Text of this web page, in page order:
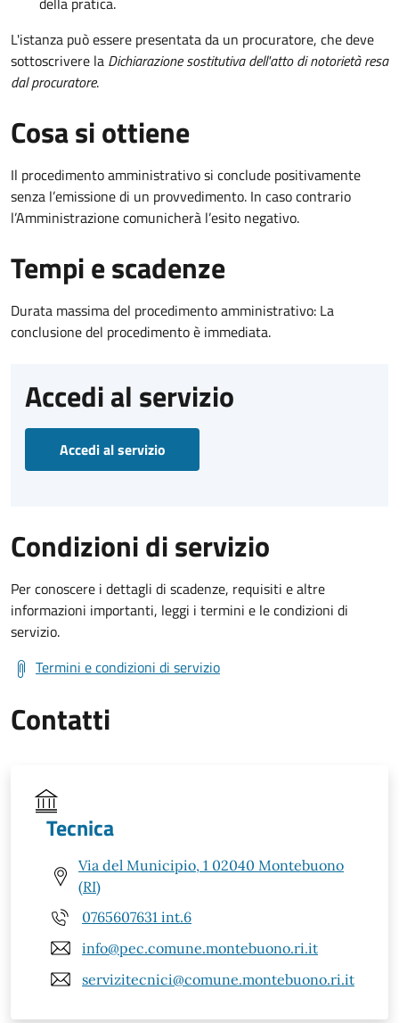
L'istanza può essere presentata da un procuratore, che deve
sottoscrivere la Dichiarazione sostitutiva dell'atto di notorietà resa
dal procuratore.
Cosa si ottiene
Il procedimento amministrativo si conclude positivamente
senza l’emissione di un provvedimento. In caso contrario
l’Amministrazione comunicherà l’esito negativo.
Tempi e scadenze
Durata massima del procedimento amministrativo: La
conclusione del procedimento è immediata.
Accedi al servizio
Accedi al servizio
Condizioni di servizio
Per conoscere i dettagli di scadenze, requisiti e altre
informazioni importanti, leggi i termini e le condizioni di
servizio.
Termini e condizioni di servizio
Contatti
Tecnica
Via del Municipio, 1 02040 Montebuono
(RI)
0765607631 int.6
info@pec.comune.montebuono.ri.it
servizitecnici@comune.montebuono.ri.it